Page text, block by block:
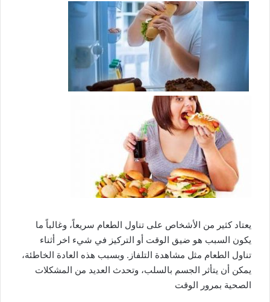
يعتاد كثير من الأشخاص على تناول الطعام سريعاً، وغالباً ما
يكون السبب هو ضيق الوقت أو التركيز في شيء اخر أثناء
تناول الطعام مثل مشاهدة التلفاز. وبسبب هذه العادة الخاطئة،
يمكن أن يتأثر الجسم بالسلب، وتحدث العديد من المشكلات
الصحية بمرور الوقت